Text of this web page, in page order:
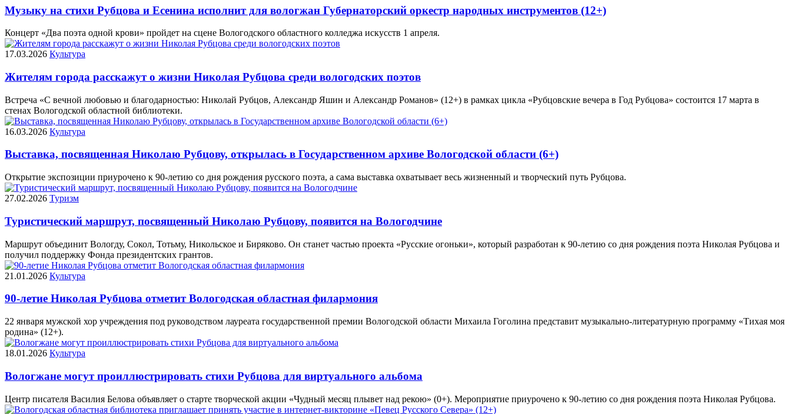
Музыку на стихи Рубцова и Есенина исполнит для вологжан Губернаторский оркестр народных инструментов (12+)
Концерт «Два поэта одной крови» пройдет на сцене Вологодского областного колледжа искусств 1 апреля.
17.03.2026 Культура
Жителям города расскажут о жизни Николая Рубцова среди вологодских поэтов
Встреча «С вечной любовью и благодарностью: Николай Рубцов, Александр Яшин и Александр Романов» (12+) в рамках цикла «Рубцовские вечера в Год Рубцова» состоится 17 марта в
стенах Вологодской областной библиотеки.
16.03.2026 Культура
Выставка, посвященная Николаю Рубцову, открылась в Государственном архиве Вологодской области (6+)
Открытие экспозиции приурочено к 90-летию со дня рождения русского поэта, а сама выставка охватывает весь жизненный и творческий путь Рубцова.
27.02.2026 Туризм
Туристический маршрут, посвященный Николаю Рубцову, появится на Вологодчине
Маршрут объединит Вологду, Сокол, Тотьму, Никольское и Биряково. Он станет частью проекта «Русские огоньки», который разработан к 90-летию со дня рождения поэта Николая Рубцова и
получил поддержку Фонда президентских грантов.
21.01.2026 Культура
90-летие Николая Рубцова отметит Вологодская областная филармония
22 января мужской хор учреждения под руководством лауреата государственной премии Вологодской области Михаила Гоголина представит музыкально-литературную программу «Тихая моя
родина» (12+).
18.01.2026 Культура
Вологжане могут проиллюстрировать стихи Рубцова для виртуального альбома
Центр писателя Василия Белова объявляет о старте творческой акции «Чудный месяц плывет над рекою» (0+). Мероприятие приурочено к 90-летию со дня рождения поэта Николая Рубцова.